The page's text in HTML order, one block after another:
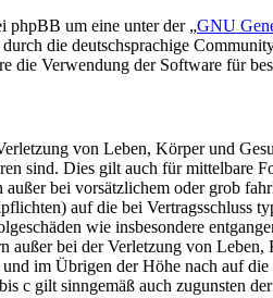
phpBB um eine unter der „GNU
die deutschsprachige
die Verwendung der Software für
von Leben, Körper und
sind. Dies gilt auch für mittelbare
bei vorsätzlichem oder grob
auf die bei Vertragsschluss
wie insbesondere
außer bei der Verletzung von
im Übrigen der Höhe nach auf
c gilt sinngemäß auch zugunsten